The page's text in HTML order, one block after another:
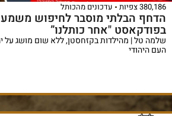
380,186 צפיות עדכונים מהכותל
בפודקאסט "אחר כותלנו”
שלמה טל | מהילדות בקזחסטן, ללא שום מושג על
העם היהודי